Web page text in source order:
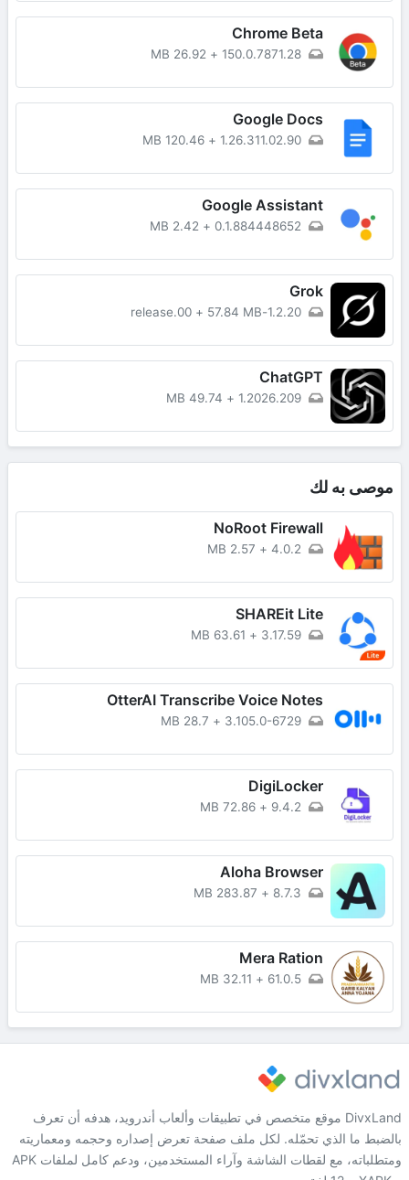
Chrome Beta
150.0.7871.28
+
26.92 MB
Google Docs
1.26.311.02.90
+
120.46 MB
Google Assistant
0.1.884448652
+
2.42 MB
Grok
1.2.20-release.00
+ 57.84 MB
ChatGPT
1.2026.209
+
49.74 MB
موصى به لك
NoRoot Firewall
4.0.2
+
2.57 MB
SHAREit Lite
3.17.59
+
63.61 MB
OtterAI Transcribe Voice Notes
3.105.0-6729
+
28.7 MB
DigiLocker
9.4.2
+
72.86 MB
Aloha Browser
8.7.3
+
283.87 MB
Mera Ration
61.0.5
+
32.11 MB
DivxLand موقع متخصص في تطبيقات وألعاب أندرويد، هدفه أن تعرف
بالضبط ما الذي تحمّله. لكل ملف صفحة تعرض إصداره وحجمه ومعماريته
ومتطلباته، مع لقطات الشاشة وآراء المستخدمين، ودعم كامل لملفات APK